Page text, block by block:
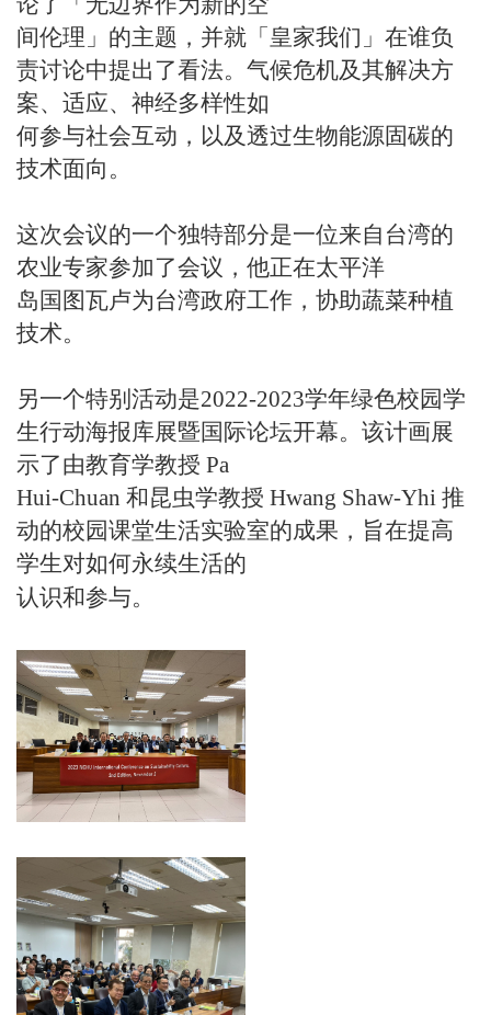
间伦理」的主题，并就「皇家我们」在谁负
责讨论中提出了看法。气候危机及其解决方
案、适应、神经多样性如
何参与社会互动，以及透过生物能源固碳的
技术面向。
这次会议的一个独特部分是一位来自台湾的
农业专家参加了会议，他正在太平洋
岛国图瓦卢为台湾政府工作，协助蔬菜种植
技术。
另一个特别活动是2022-2023学年绿色校园学
生行动海报库展暨国际论坛开幕。该计画展
示了由教育学教授 Pa
Hui-Chuan 和昆虫学教授 Hwang Shaw-Yhi 推
动的校园课堂生活实验室的成果，旨在提高
学生对如何永续生活的
认识和参与。